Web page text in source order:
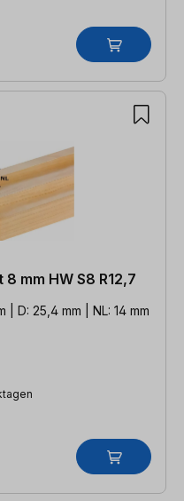
mm HW S8 R12,7
D: 25,4 mm | NL: 14 mm